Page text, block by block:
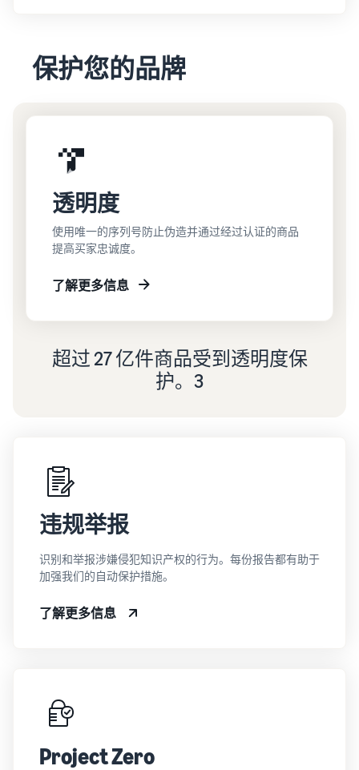
保护您的品牌
透明度
使用唯一的序列号防止伪造并通过经过认证的商品
提高买家忠诚度。
了解更多信息
超过 27 亿件商品受到透明度保
护。3
违规举报
识别和举报涉嫌侵犯知识产权的行为。每份报告都有助于
加强我们的自动保护措施。
了解更多信息
Project Zero